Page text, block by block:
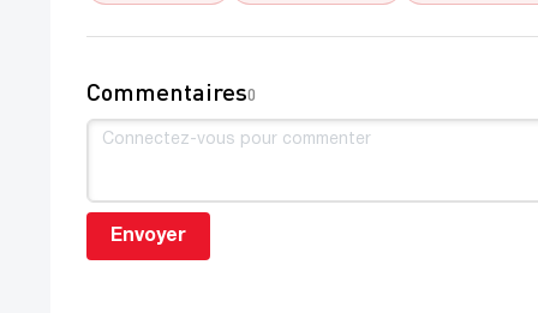
Commentaires0
Envoyer